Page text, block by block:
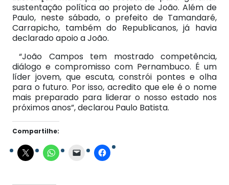
sustentação política ao projeto de João. Além de
Paulo, neste sábado, o prefeito de Tamandaré,
Carrapicho, também do Republicanos, já havia
declarado apoio a João.
“João Campos tem mostrado competência,
diálogo e compromisso com Pernambuco. É um
líder jovem, que escuta, constrói pontes e olha
para o futuro. Por isso, acredito que ele é o nome
mais preparado para liderar o nosso estado nos
próximos anos”, declarou Paulo Batista.
Compartilhe: